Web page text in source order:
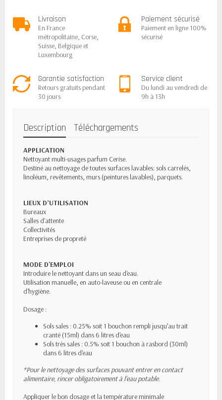
Livraison
En France
métropolitaine, Corse,
Suisse, Belgique et
Luxembourg
Paiement sécurisé
Paiement en ligne 100%
sécurisé
Garantie satisfaction
Retours gratuits pendant
30 jours
Service client
Du lundi au vendredi de
9h à 13h
Description Téléchargements
APPLICATION
Nettoyant multi-usages parfum Cerise.
Destiné au nettoyage de toutes surfaces lavables: sols carrelés,
linoléum, revêtements, murs (peintures lavables), parquets.
LIEUX D’UTILISATION
Bureaux
Salles d'attente
Collectivités
Entreprises de propreté
MODE D'EMPLOI
Introduire le nettoyant dans un seau d'eau.
Utilisation manuelle, en auto-laveuse ou en centrale
d'hygiène.
Dosage :
Sols sales : 0.25% soit 1 bouchon rempli jusqu’au trait
cranté (15ml) dans 6 litres d'eau
Sols très sales : 0.5% soit 1 bouchon à rasbord (30ml)
dans 6 litres d'eau
*Pour le nettoyage des surfaces pouvant entrer en contact
alimentaire, rincer obligatoirement à l’eau potable.
Appliquer le bon dosage et la température minimale